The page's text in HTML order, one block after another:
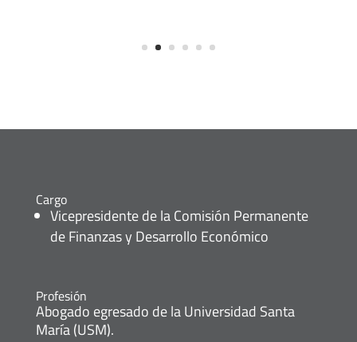
Cargo
Vicepresidente de la Comisión Permanente
de Finanzas y Desarrollo Económico
Profesión
Abogado egresado de la Universidad Santa
María (USM).